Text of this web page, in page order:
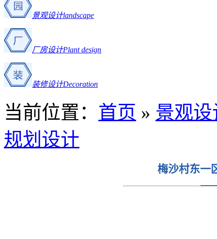
景观设计landscape
厂房设计Plant design
装修设计Decoration
当前位置： 首页 » 景观设
规划设计
梅沙村东一